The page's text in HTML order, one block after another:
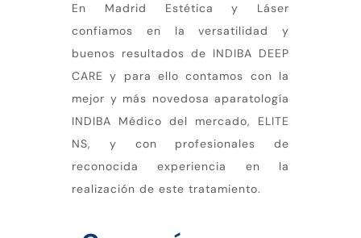
En Madrid Estética y Láser
confiamos en la versatilidad y
buenos resultados de INDIBA DEEP
CARE y para ello contamos con la
mejor y más novedosa aparatología
INDIBA Médico del mercado, ELITE
NS, y con profesionales de
reconocida experiencia en la
realización de este tratamiento.